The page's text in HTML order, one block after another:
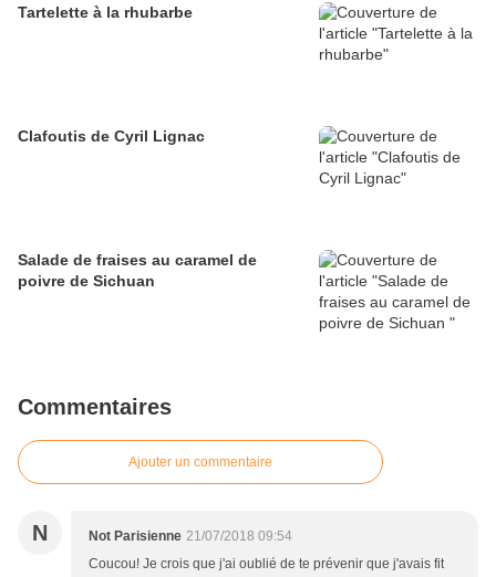
Tartelette à la rhubarbe
Clafoutis de Cyril Lignac
Salade de fraises au caramel de
poivre de Sichuan
Commentaires
Ajouter un commentaire
N Not Parisienne 21/07/2018 09:54
Coucou! Je crois que j'ai oublié de te prévenir que j'avais fit